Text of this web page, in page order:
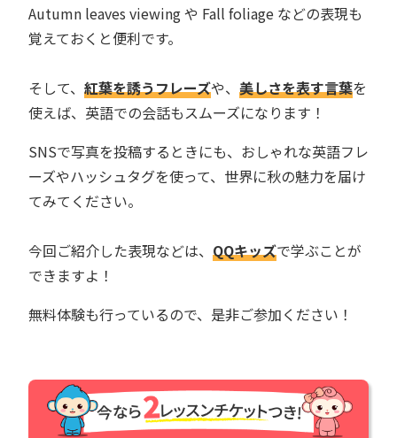
Autumn leaves viewing や Fall foliage などの表現も
覚えておくと便利です。
そして、 紅葉を誘うフレーズや、 美しさを表す言葉を
使えば、英語での会話もスムーズになります！
SNSで写真を投稿するときにも、おしゃれな英語フレ
ーズやハッシュタグを使って、世界に秋の魅力を届け
てみてください。
今回ご紹介した表現などは、 QQキッズで学ぶことが
できますよ！
無料体験も行っているので、是非ご参加ください！